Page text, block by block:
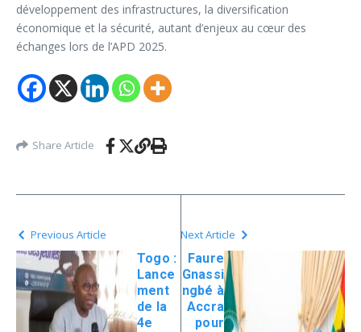
développement des infrastructures, la diversification
économique et la sécurité, autant d’enjeux au cœur des
échanges lors de l’APD 2025.
Share Article
Previous Article
Togo :
Lance
ment
de la
4e
Next Article
Faure
Gnassi
ngbé à
Accra
pour